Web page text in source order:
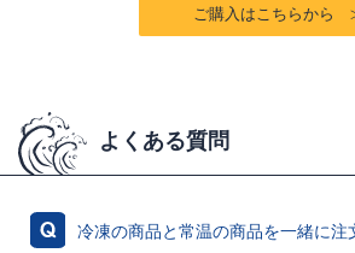
ご購入はこちらから
よくある質問
冷凍の商品と常温の商品を一緒に注